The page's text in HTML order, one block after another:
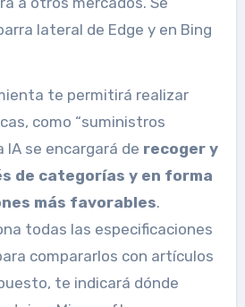
lateral de Edge y en Bing
te permitirá realizar
como “suministros
IA se encargará de recoger y
de categorías y en forma
más favorables.
todas las especificaciones
compararlos con artículos
te indicará dónde